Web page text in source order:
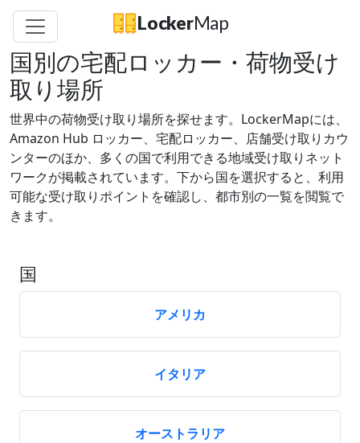
LockerMap
国別の宅配ロッカー・荷物受け
取り場所
世界中の荷物受け取り場所を探せます。LockerMapには、
Amazon Hub ロッカー、宅配ロッカー、店舗受け取りカウ
ンターのほか、多くの国で利用できる地域受け取りネット
ワークが掲載されています。下から国を選択すると、利用
可能な受け取りポイントを確認し、都市別の一覧を閲覧で
きます。
国
アメリカ
イタリア
オーストラリア